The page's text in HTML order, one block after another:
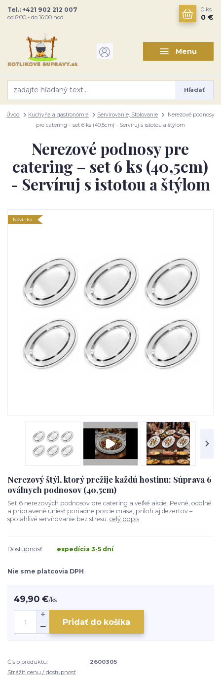
Menu
Hľadať
Tel.: +421 902 212 007
od 8:00 - do 16:00 hod
0 ks
0 €
Úvod Kuchyňa a gastronómia Servírovanie, Stolovanie
Nerezové podnosy
pre catering – set 6 ks (40,5cm) - Servíruj s istotou a štýlom
Nerezové podnosy pre
catering – set 6 ks (40,5cm)
- Servíruj s istotou a štýlom
Novinka
Nerezový štýl, ktorý prežije každú hostinu: Súprava 6
oválnych podnosov (40,5cm)
Set 6 nerezových podnosov pre catering a veľké akcie. Pevné, odolné
a pripravené uniesť poriadne porcie mäsa, príloh aj dezertov –
spoľahlivé servírovanie bez stresu. celý popis
Dostupnosť expedícia 3-5 dní
Nie sme platcovia DPH
49,90 €/ks
Pridať do košíka
Číslo produktu:
2600305
Strážiť cenu / dostupnosť